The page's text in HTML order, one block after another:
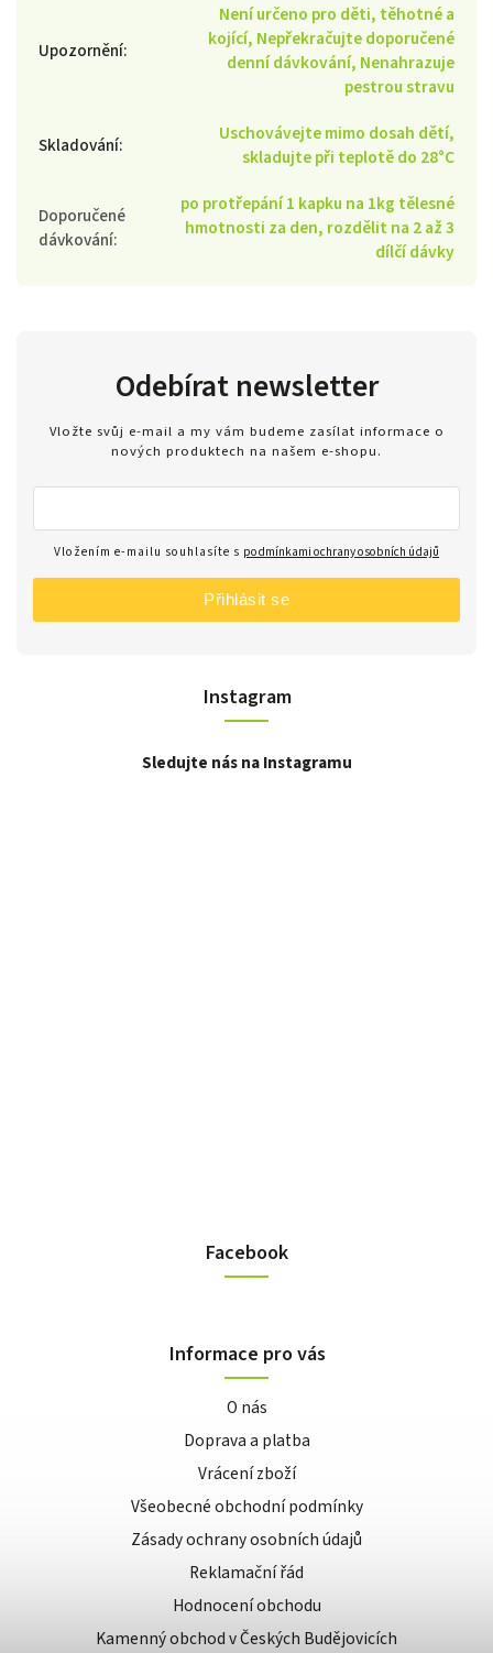
Upozornění:
Není určeno pro děti, těhotné a
kojící, Nepřekračujte doporučené
denní dávkování, Nenahrazuje
pestrou stravu
Skladování:
Uschovávejte mimo dosah dětí,
skladujte při teplotě do 28°C
Doporučené
dávkování:
po protřepání 1 kapku na 1kg tělesné
hmotnosti za den, rozdělit na 2 až 3
dílčí dávky
Instagram
Sledujte nás na Instagramu
Odebírat newsletter
Vložte svůj e-mail a my vám budeme zasílat informace o
nových produktech na našem e-shopu.
Vložením e-mailu souhlasíte s podmínkami ochrany osobních údajů
Přihlásit se
Facebook
Informace pro vás
O nás
Doprava a platba
Vrácení zboží
Všeobecné obchodní podmínky
Zásady ochrany osobních údajů
Reklamační řád
Hodnocení obchodu
Kamenný obchod v Českých Budějovicích